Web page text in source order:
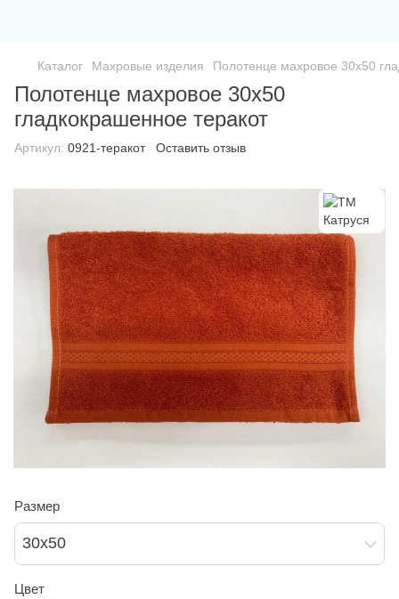
Каталог Махровые изделия Полотенце махровое 30х50
Полотенце махровое 30х50
гладкокрашенное теракот
Артикул: 0921-теракот Оставить отзыв
Размер
30х50
Цвет